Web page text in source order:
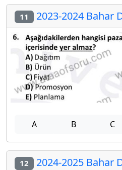
11 2023-2024 Bahar
A B C
12 2024-2025 Bahar